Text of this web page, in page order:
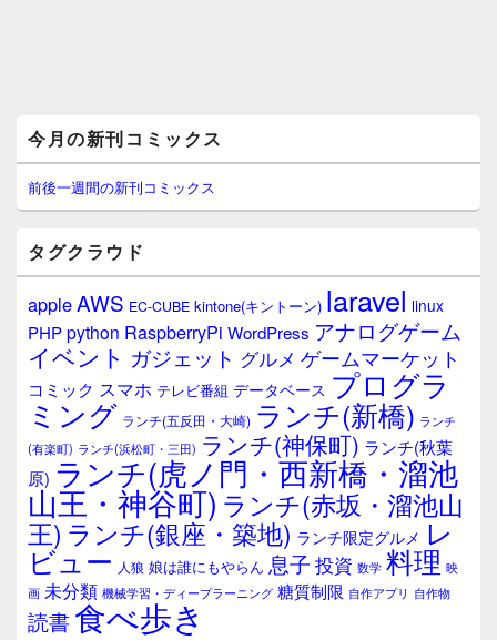
イ
ン
サ
イ
ウ
ィ
ジ
ェ
ア
今月の新刊コミックス
前後一週間の新刊コミックス
タグクラウド
appleAWS EC-CUBE kintone(キントーン) laravel linux
PHPpython RaspberryPi WordPress アナログゲーム
イベント ガジェット グルメ ゲームマーケット
コミック スマホ テレビ番組 データベース プログラ
ミング ランチ(五反田・大崎) ランチ(新橋) ランチ
(有楽町) ランチ(浜松町・三田) ランチ(神保町) ランチ(秋葉
原) ランチ(虎ノ門・西新橋・溜池
山王・神谷町) ランチ(赤坂・溜池山
王) ランチ(銀座・築地) ランチ限定グルメ レ
ビュー 人狼 娘は誰にもやらん 息子 投資 数学 料理 映
画 未分類 機械学習・ディープラーニング 糖質制限 自作アプリ 自作物
読書食べ歩き